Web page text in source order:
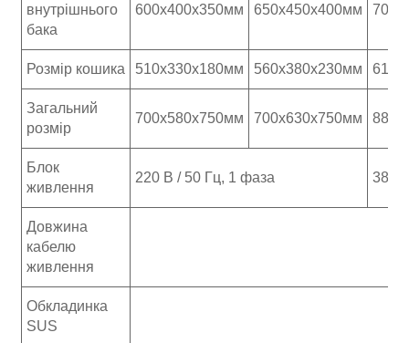
внутрішнього
бака
600x400x350мм 650x450x400мм
Розмір кошика 510x330x180мм 560x380x230мм
Загальний
розмір
700x580x750мм 700x630x750мм
Блок
живлення
220 В / 50 Гц, 1 фаза 380
Довжина
кабелю
живлення
Обкладинка
SUS